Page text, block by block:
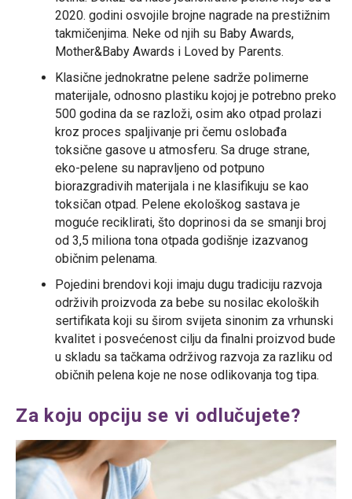
2020. godini osvojile brojne nagrade na prestižnim
takmičenjima. Neke od njih su Baby Awards,
Mother&Baby Awards i Loved by Parents.
Klasične jednokratne pelene sadrže polimerne
materijale, odnosno plastiku kojoj je potrebno preko
500 godina da se razloži, osim ako otpad prolazi
kroz proces spaljivanje pri čemu oslobađa
toksične gasove u atmosferu. Sa druge strane,
eko-pelene su napravljeno od potpuno
biorazgradivih materijala i ne klasifikuju se kao
toksičan otpad. Pelene ekološkog sastava je
moguće reciklirati, što doprinosi da se smanji broj
od 3,5 miliona tona otpada godišnje izazvanog
običnim pelenama.
Pojedini brendovi koji imaju dugu tradiciju razvoja
održivih proizvoda za bebe su nosilac ekoloških
sertifikata koji su širom svijeta sinonim za vrhunski
kvalitet i posvećenost cilju da finalni proizvod bude
u skladu sa tačkama održivog razvoja za razliku od
običnih pelena koje ne nose odlikovanja tog tipa.
Za koju opciju se vi odlučujete?